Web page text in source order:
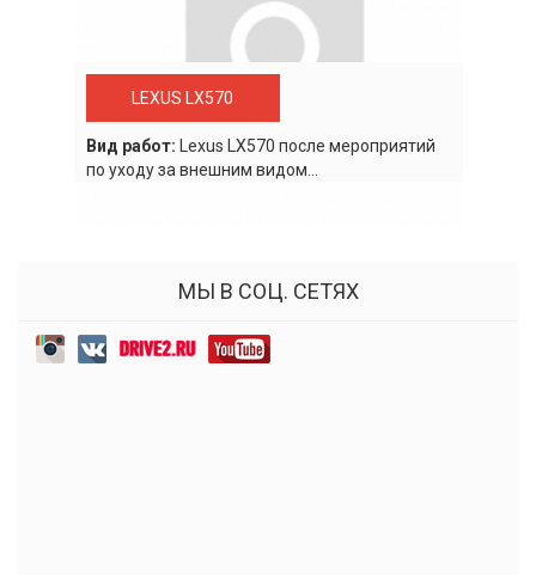
LEXUS LX570
Вид работ: Lexus LХ570 после мероприятий
по уходу за внешним видом...
МЫ В СОЦ. СЕТЯХ